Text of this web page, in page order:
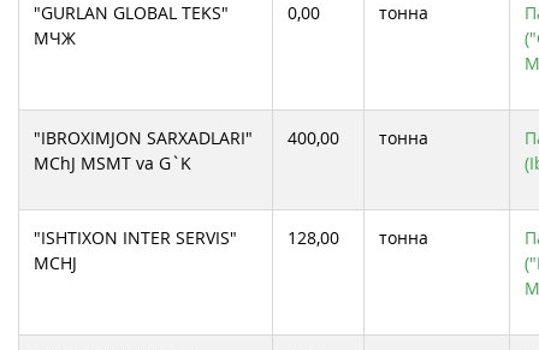
"GURLAN GLOBAL TEKS"
МЧЖ
0,00 тонна
"IBROXIMJON SARXADLARI"
MChJ MSMT va G`K
400,00 тонна
"ISHTIXON INTER SERVIS"
MCHJ
128,00 тонна